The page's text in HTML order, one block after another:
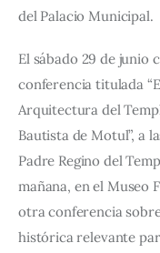
del Palacio Municipal.
El sábado 29 de junio
conferencia titulada
Arquitectura del
Bautista de Motul”, a
Padre Regino del
mañana, en el Museo
otra conferencia
histórica relevante